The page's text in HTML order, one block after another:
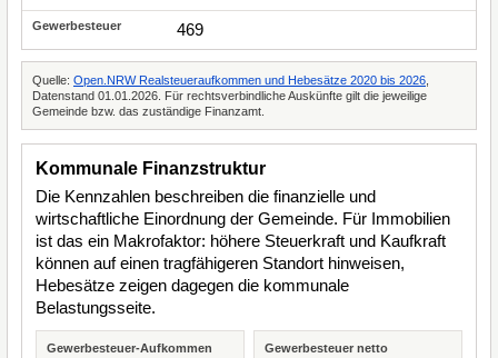
469
Quelle: Open.NRW Realsteueraufkommen und Hebesätze 2020 bis 2026
Datenstand 01.01.2026. Für rechtsverbindliche Auskünfte gilt die jeweilige
Gemeinde bzw. das zuständige Finanzamt.
Kommunale Finanzstruktur
Die Kennzahlen beschreiben die finanzielle und
wirtschaftliche Einordnung der Gemeinde. Für Immobilien
ist das ein Makrofaktor: höhere Steuerkraft und Kaufkraft
können auf einen tragfähigeren Standort hinweisen,
Hebesätze zeigen dagegen die kommunale
Belastungsseite.
Gewerbesteuer-Aufkommen Gewerbesteuer netto